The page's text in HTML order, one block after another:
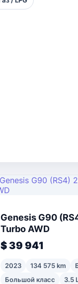
Genesis G90
Turbo AWD
$ 39 941
2023 134 575 km
Большой класс
3.5